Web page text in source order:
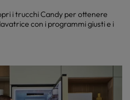
i trucchi Candy per ottenere
con i programmi giusti e i